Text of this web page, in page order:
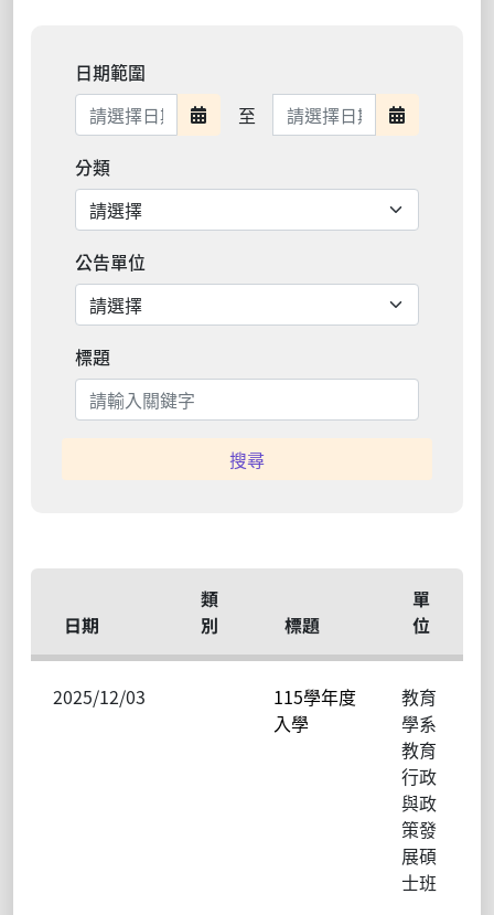
日期範圍
日期範圍開始
至 日期範圍結束 日期範圍
分類
公告單位
標題
日期
類
別
標題
單
位
2025/12/03
115學年度
入學
教育
學系
教育
行政
與政
策發
展碩
士班